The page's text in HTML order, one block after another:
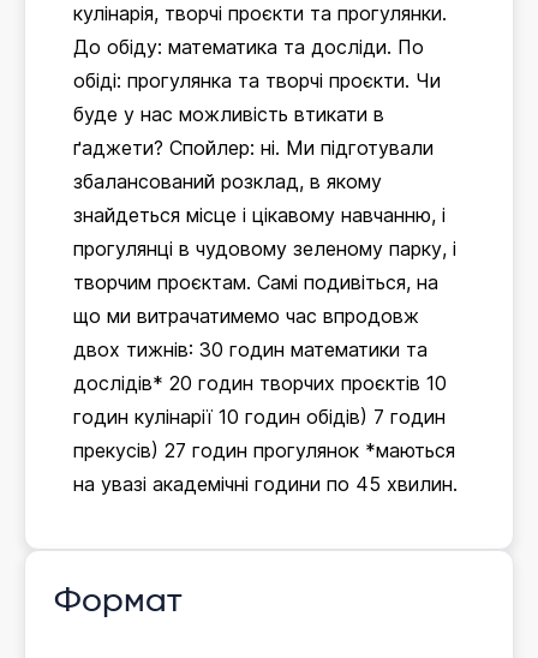
кулінарія, творчі проєкти та прогулянки.
До обіду: математика та досліди. По
обіді: прогулянка та творчі проєкти. Чи
буде у нас можливість втикати в
ґаджети? Спойлер: ні. Ми підготували
збалансований розклад, в якому
знайдеться місце і цікавому навчанню, і
прогулянці в чудовому зеленому парку, і
творчим проєктам. Самі подивіться, на
що ми витрачатимемо час впродовж
двох тижнів: 30 годин математики та
дослідів* 20 годин творчих проєктів 10
годин кулінарії 10 годин обідів) 7 годин
прекусів) 27 годин прогулянок *маються
на увазі академічні години по 45 хвилин.
Формат